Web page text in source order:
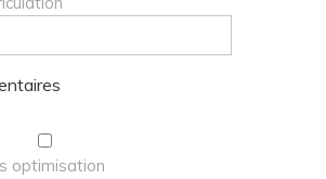
optimisation